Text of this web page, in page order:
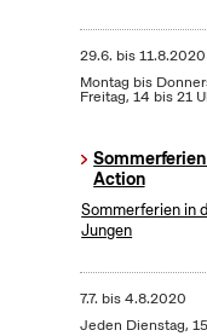
29.6. bis11.8.2020
Montag bis
Freitag, 14 bis 21
Action
Sommerferien in
Jungen
7.7. bis4.8.2020
Jeden Dienstag,